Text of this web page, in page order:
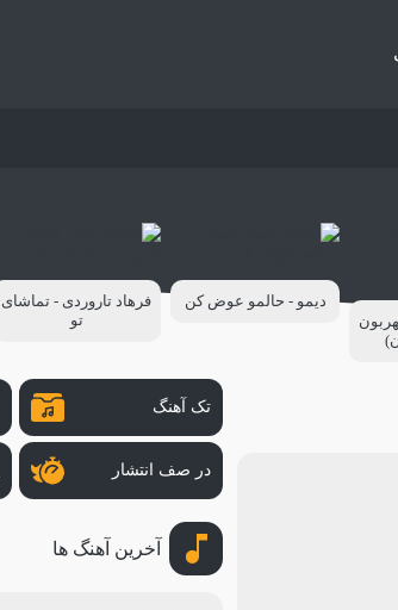
دیمو - حالمو عوض کن
فرهاد تاروردی - تماشای
تو
تک آهنگ
در صف انتشار
آخرین آهنگ ها